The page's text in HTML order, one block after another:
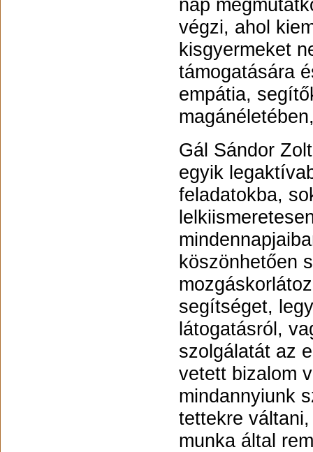
nap
végzi, ahol
kisgyermeket
támogatására
empátia,
Gál Sándor
egyik
feladatokba,
köszönhetően
segítséget,
látogatásról,
szolgálatát az
vetett bizalom
mindannyiunk
tettekre
munka által